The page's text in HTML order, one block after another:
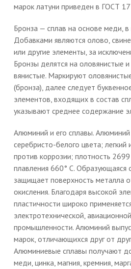
марок латуни приведен в ГОСТ
Бронза — сплав на основе меди,
Добавками являются олово,
или другие элементы, за
Бронзы делятся на оловянистые
вянистые. Маркируют
(бронза), далее следует
элементов, входящих в состав
указывают среднее содержание
Алюминий и его сплавы.
серебристо-белого цвета; легкий
против коррозии; плотность
плавления 660° С. Образующаяся
защищает поверхность металла
окисления. Благодаря высокой
пластичности широко
электротехнической,
промышленности. Алюминий
марок, отличающихся друг от
Алюминиевые сплавы получают
меди, цинка, магния, кремния,